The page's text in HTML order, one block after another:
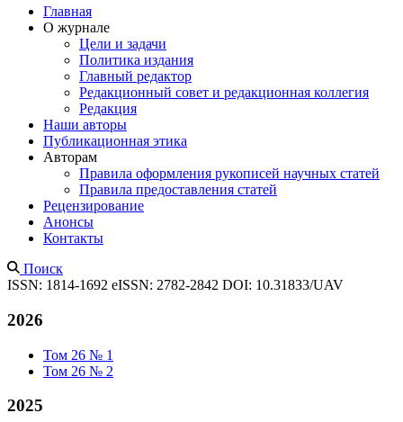
Главная
О журнале
Цели и задачи
Политика издания
Главный редактор
Редакционный совет и редакционная коллегия
Редакция
Наши авторы
Публикационная этика
Авторам
Правила оформления рукописей научных статей
Правила предоставления статей
Рецензирование
Анонсы
Контакты
Поиск
ISSN: 1814-1692 eISSN: 2782-2842 DOI: 10.31833/UAV
2026
Том 26 № 1
Том 26 № 2
2025